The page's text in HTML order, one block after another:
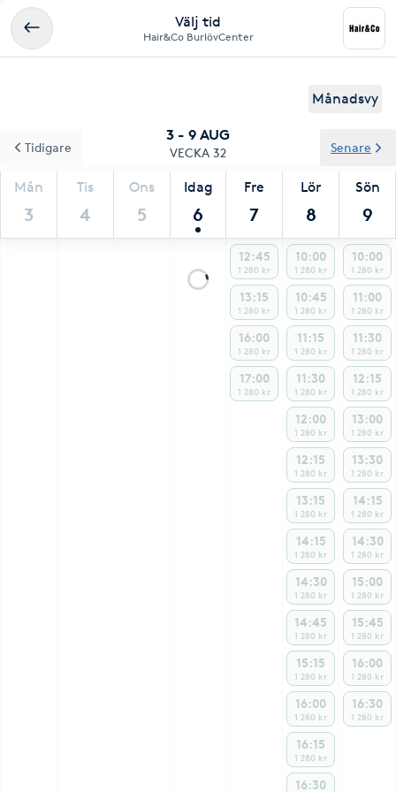
Välj tid
Hair&Co BurlövCenter
Månadsvy
3 - 9 AUG
VECKA 32
Mån
3
Tis
4
Ons
5
Idag
6
Fre
7
Lör
8
Sön
9
Tidigare Senare
12:45
1 280 kr
13:15
1 280 kr
16:00
1 280 kr
17:00
1 280 kr
10:00
1 280 kr
10:45
1 280 kr
11:15
1 280 kr
11:30
1 280 kr
12:00
1 280 kr
12:15
1 280 kr
13:15
1 280 kr
14:15
1 280 kr
14:30
1 280 kr
14:45
1 280 kr
15:15
1 280 kr
16:00
1 280 kr
16:15
1 280 kr
16:30
10:00
1 280 kr
11:00
1 280 kr
11:30
1 280 kr
12:15
1 280 kr
13:00
1 280 kr
13:30
1 280 kr
14:15
1 280 kr
14:30
1 280 kr
15:00
1 280 kr
15:45
1 280 kr
16:00
1 280 kr
16:30
1 280 kr